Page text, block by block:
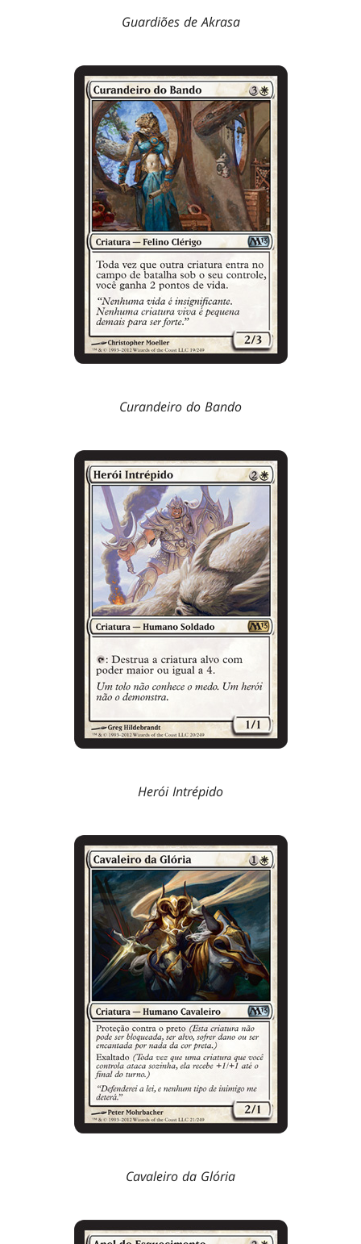
Guardiões de Akrasa
Curandeiro do Bando
Herói Intrépido
Cavaleiro da Glória